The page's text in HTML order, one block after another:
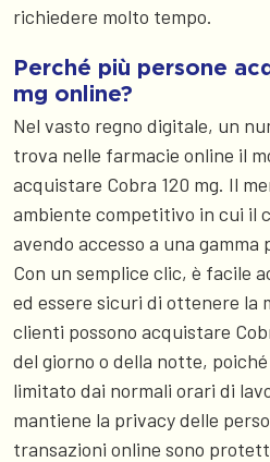
richiedere molto tempo.
Perché più persone
mg online?
Nel vasto regno digitale, un
trova nelle farmacie online il
acquistare Cobra 120 mg. Il
ambiente competitivo in cui il
avendo accesso a una
Con un semplice clic, è facile
ed essere sicuri di ottenere la
clienti possono acquistare
del giorno o della notte,
limitato dai normali orari di
mantiene la privacy delle
transazioni online sono